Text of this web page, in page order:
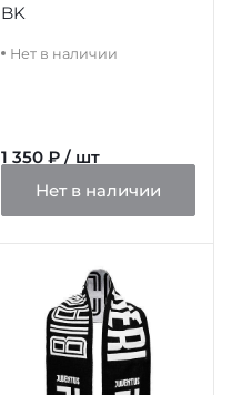
BK
Нет в наличии
1 350 ₽ / шт
Нет в наличии